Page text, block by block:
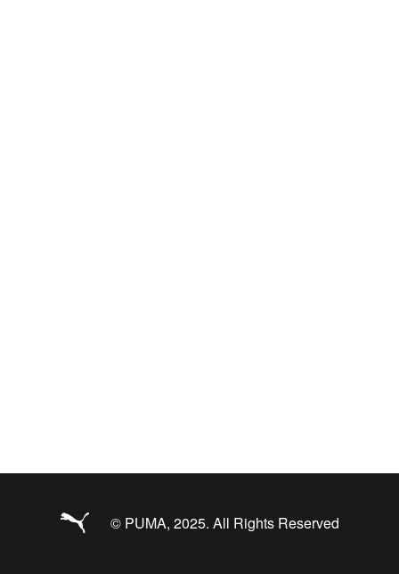
© PUMA, 2025. All Rights Reserved